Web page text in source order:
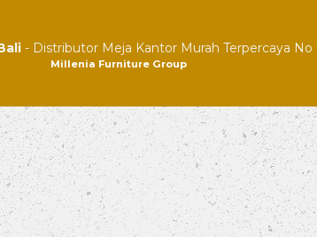
- Distributor Meja Kantor Murah Terpercaya No
Millenia Furniture Group